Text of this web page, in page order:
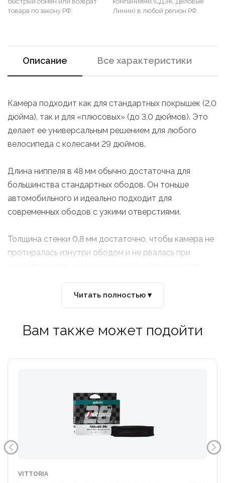
товара по закону РФ.
Линии) в любой регион РФ.
Описание Все характеристики
Камера подходит как для стандартных покрышек (2,0
дюйма), так и для «плюсовых» (до 3,0 дюймов). Это
делает ее универсальным решением для любого
велосипеда с колесами 29 дюймов.
Длина ниппеля в 48 мм обычно достаточна для
большинства стандартных ободов. Он тоньше
автомобильного и идеально подходит для
современных ободов с узкими отверстиями.
Толщина стенки 0.8 мм достаточно, чтобы камера не
протиралась изнутри ободом и не рвалась при
Читать полностью ▾
Вам также может подойти
VITTORIA